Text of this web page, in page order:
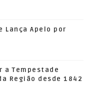
Lança Apelo por
a Tempestade
Região desde 1842